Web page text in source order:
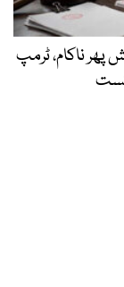
پھر ناکام، ٹرمپ